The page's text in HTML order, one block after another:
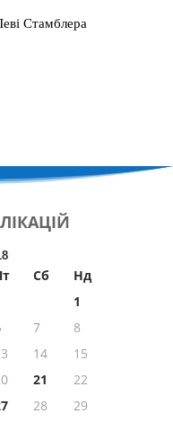
Стамблера
Сб
Нд
1
7
8
14
15
21
22
28
29